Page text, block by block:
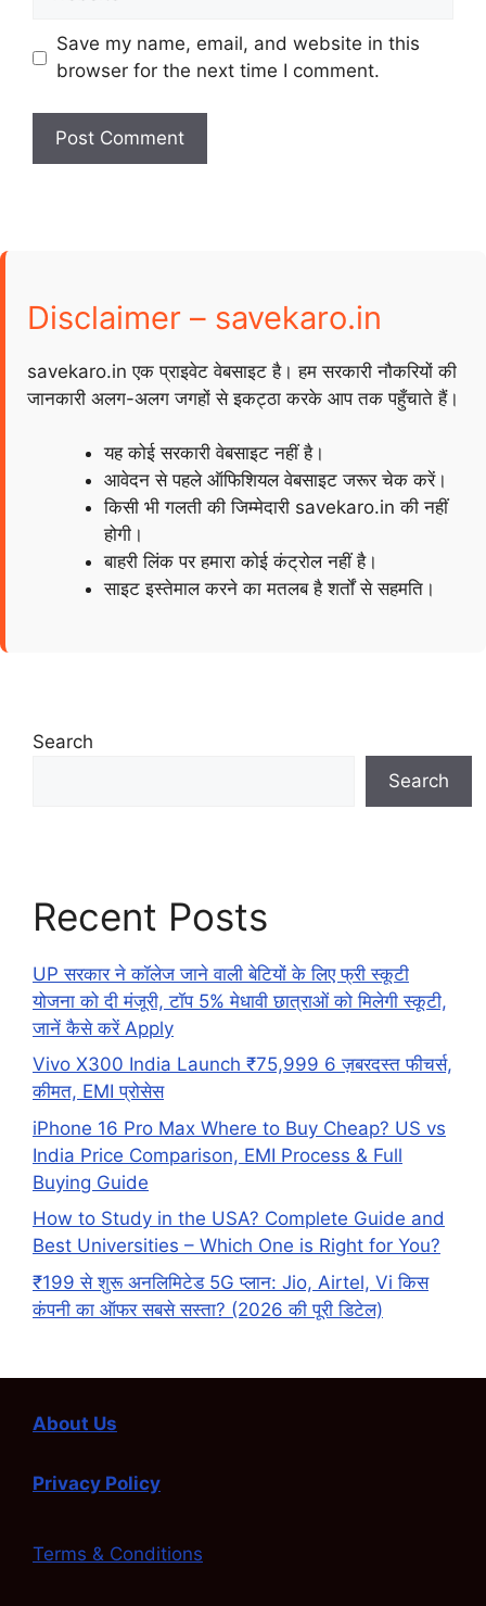
Save my name, email, and website in this
browser for the next time I comment.
Disclaimer – savekaro.in
savekaro.in एक प्राइवेट वेबसाइट है। हम सरकारी नौकरियों की
जानकारी अलग-अलग जगहों से इकट्ठा करके आप तक पहुँचाते हैं।
यह कोई सरकारी वेबसाइट नहीं है।
आवेदन से पहले ऑफिशियल वेबसाइट जरूर चेक करें।
किसी भी गलती की जिम्मेदारी savekaro.in की नहीं
होगी।
बाहरी लिंक पर हमारा कोई कंट्रोल नहीं है।
साइट इस्तेमाल करने का मतलब है शर्तों से सहमति।
Search
Search
Recent Posts
UP सरकार ने कॉलेज जाने वाली बेटियों के लिए फ्री स्कूटी
योजना को दी मंजूरी, टॉप 5% मेधावी छात्राओं को मिलेगी स्कूटी,
जानें कैसे करें Apply
Vivo X300 India Launch ₹75,999 6 ज़बरदस्त फीचर्स,
कीमत, EMI प्रोसेस
iPhone 16 Pro Max Where to Buy Cheap? US vs
India Price Comparison, EMI Process & Full
Buying Guide
How to Study in the USA? Complete Guide and
Best Universities – Which One is Right for You?
₹199 से शुरू अनलिमिटेड 5G प्लान: Jio, Airtel, Vi किस
कंपनी का ऑफर सबसे सस्ता? (2026 की पूरी डिटेल)
About Us
Privacy Policy
Terms & Conditions